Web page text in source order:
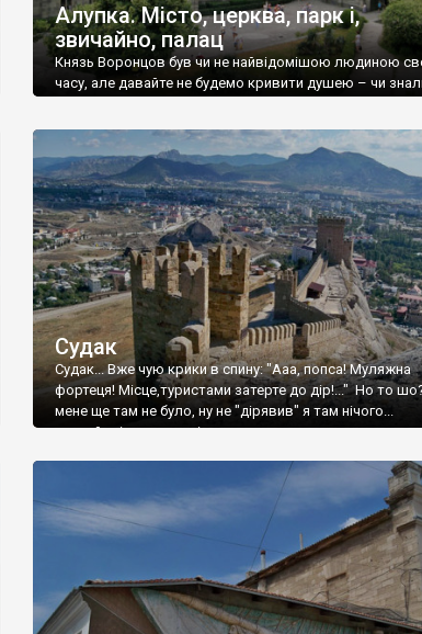
Алупка. Місто, церква, парк і,
звичайно, палац
Князь Воронцов був чи не найвідомішою людиною
часу, але давайте не будемо кривити душею – чи
Судак
Судак... Вже чую крики в спину: "Ааа, попса! Муляжна
фортеця! Місце,туристами затерте до дір!..." Но то
мене ще там не було, ну не "дірявив" я там нічого...
принаймні до цього літа.